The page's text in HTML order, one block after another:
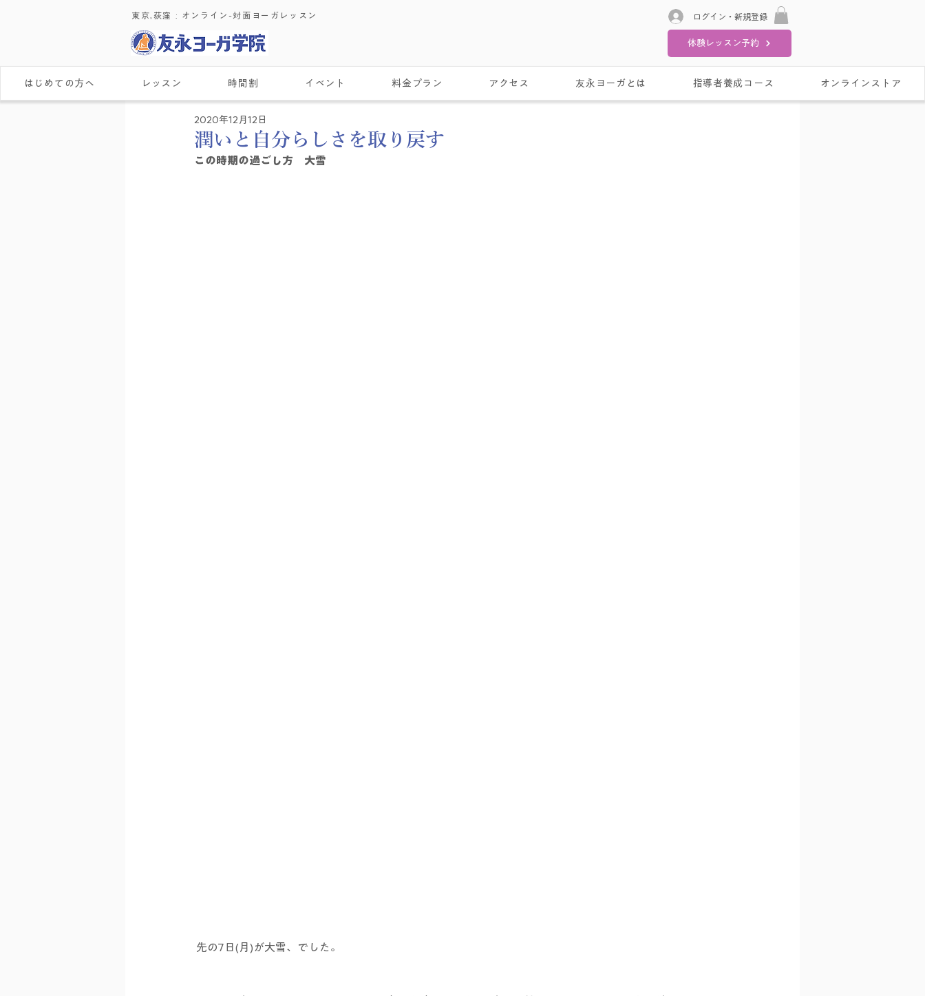
東京,荻窪 : ​オンライン-対面ヨーガレッスン ログイン・新規登録
体験レッスン予約
はじめての方へ レッスン 時間割 イベント 料金プラン アクセス 友永ヨーガとは 指導者養成コース オンラインストア
潤いと自分らしさを取り戻す
2020年12月12日
この時期の過ごし方　大雪
先の7日(月)が大雪、でした。